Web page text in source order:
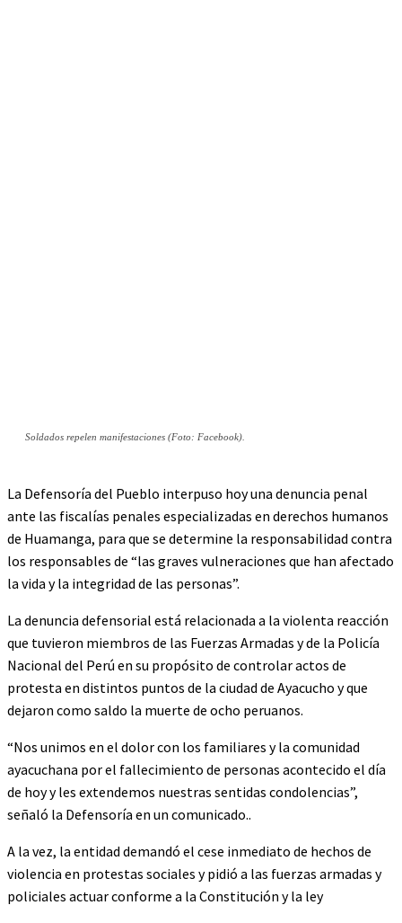
Soldados repelen manifestaciones (Foto: Facebook).
La Defensoría del Pueblo interpuso hoy una denuncia penal
ante las fiscalías penales especializadas en derechos humanos
de Huamanga, para que se determine la responsabilidad contra
los responsables de “las graves vulneraciones que han afectado
la vida y la integridad de las personas”.
La denuncia defensorial está relacionada a la violenta reacción
que tuvieron miembros de las Fuerzas Armadas y de la Policía
Nacional del Perú en su propósito de controlar actos de
protesta en distintos puntos de la ciudad de Ayacucho y que
dejaron como saldo la muerte de ocho peruanos.
“Nos unimos en el dolor con los familiares y la comunidad
ayacuchana por el fallecimiento de personas acontecido el día
de hoy y les extendemos nuestras sentidas condolencias”,
señaló la Defensoría en un comunicado..
A la vez, la entidad demandó el cese inmediato de hechos de
violencia en protestas sociales y pidió a las fuerzas armadas y
policiales actuar conforme a la Constitución y la ley